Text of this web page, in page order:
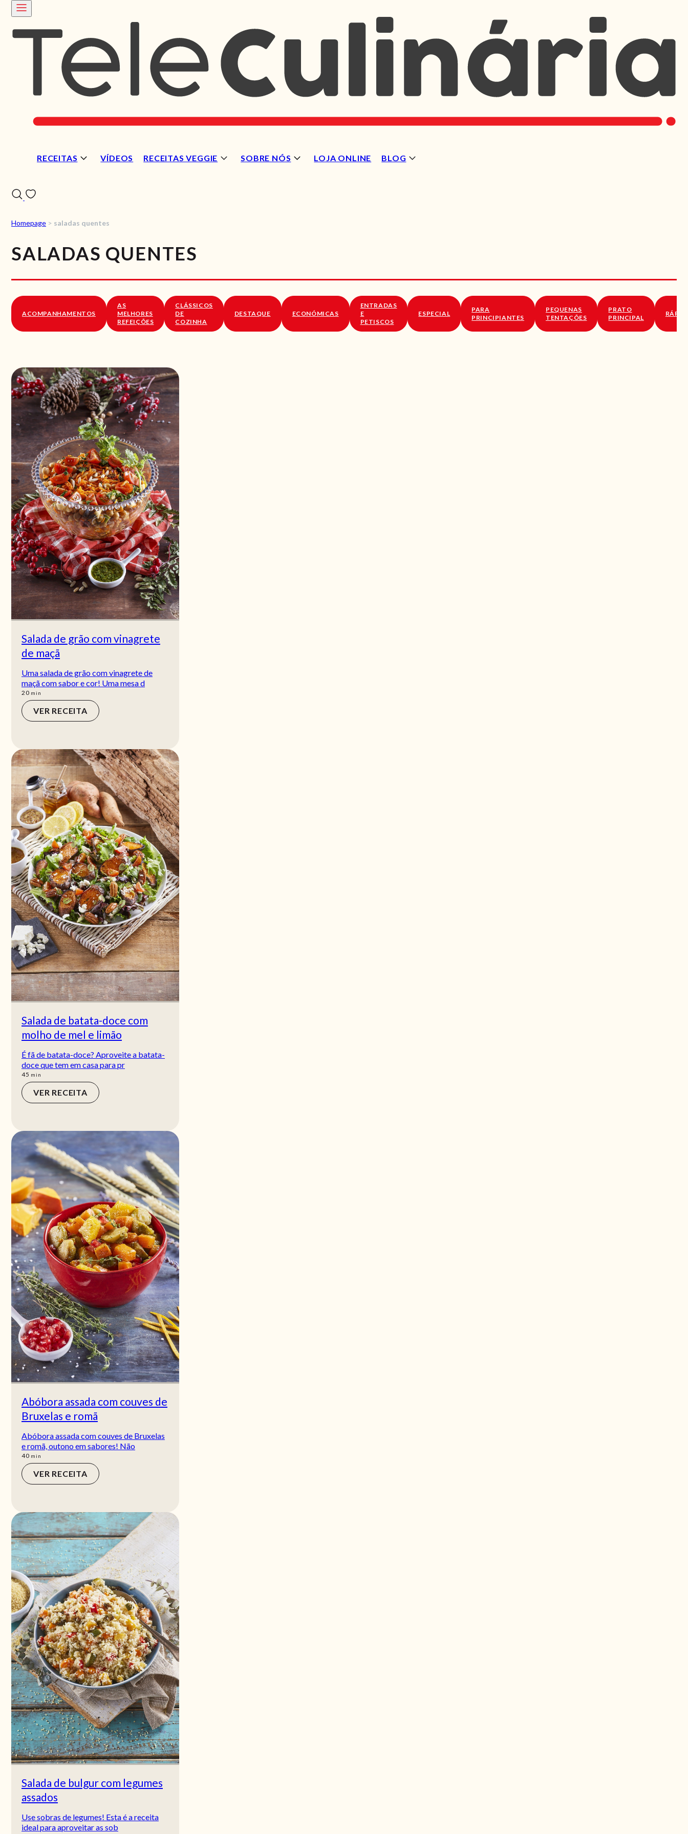
RECEITAS VÍDEOS RECEITAS VEGGIE SOBRE NÓS LOJA ONLINE BLOG
SOBRE NÓS
Homepage > saladas quentes
SALADAS QUENTES
ACOMPANHAMENTOS
AS
MELHORES
REFEIÇÕES
CLÁSSICOS
DE
COZINHA
DESTAQUE ECONÓMICAS
ENTRADAS
E
PETISCOS
ESPECIAL
PARA
PRINCIPIANTES
PEQUENAS
TENTAÇÕES
PRATO
PRINCIPAL
Salada de grão com vinagrete
de maçã
Uma salada de grão com vinagrete de
maçã com sabor e cor! Uma mesa d
20min
min
VER RECEITA
Salada de batata-doce com
molho de mel e limão
É fã de batata-doce? Aproveite a batata-
doce que tem em casa para pr
45 min
min
VER RECEITA
Abóbora assada com couves de
Bruxelas e romã
Abóbora assada com couves de Bruxelas
e romã, outono em sabores! Não
40min
min
VER RECEITA
Salada de bulgur com legumes
assados
Use sobras de legumes! Esta é a receita
ideal para aproveitar as sob